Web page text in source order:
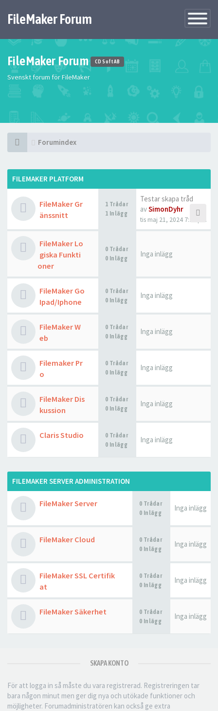
Växla
FileMaker Forum
FileMaker Forum CD Soft AB
Svenskt forum för FileMaker
Forumindex
FILEMAKER PLATFORM
FileMaker Gr
änssnitt
1 Trådar
1 Inlägg
Testar skapa tråd
avSimonDyhr
tis maj 21, 2024 7:21 pm
FileMaker Lo
giska Funkti
oner
0 Trådar
0 Inlägg
Inga inlägg
FileMaker Go
Ipad/Iphone
0 Trådar
0 Inlägg
Inga inlägg
FileMaker W
eb
0 Trådar
0 Inlägg
Inga inlägg
Filemaker Pr
o
0 Trådar
0 Inlägg
Inga inlägg
FileMaker Dis
kussion
0 Trådar
0 Inlägg
Inga inlägg
Claris Studio
0 Trådar
0 Inlägg
Inga inlägg
FILEMAKER SERVER ADMINISTRATION
FileMaker Server
0 Trådar
0 Inlägg
Inga inlägg
FileMaker Cloud
0 Trådar
0 Inlägg
Inga inlägg
FileMaker SSL Certifik
at
0 Trådar
0 Inlägg
Inga inlägg
FileMaker Säkerhet
0 Trådar
0 Inlägg
Inga inlägg
SKAPA KONTO
För att logga in så måste du vara registrerad. Registreringen tar
bara någon minut men ger dig nya och utökade funktioner och
möjligheter. Forumadministratören kan också ge extra